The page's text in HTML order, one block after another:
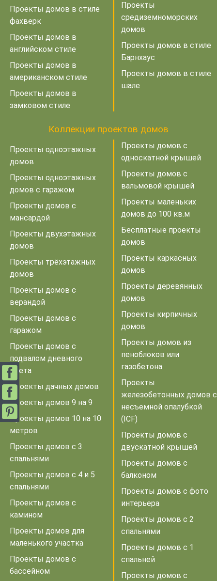
Проекты домов в стиле
фахверк
Проекты домов в
английском стиле
Проекты домов в
американском стиле
Проекты домов в
замковом стиле
Проекты
средиземноморских
домов
Проекты домов в стиле
Барнхаус
Проекты домов в стиле
шале
Коллекции проектов домов
Проекты одноэтажных
домов
Проекты одноэтажных
домов с гаражом
Проекты домов с
мансардой
Проекты двухэтажных
домов
Проекты трёхэтажных
домов
Проекты домов с
верандой
Проекты домов с
гаражом
Проекты домов с
подвалом дневного
света
Проекты дачных домов
Проекты домов 9 на 9
Проекты домов 10 на 10
метров
Проекты домов с 3
спальнями
Проекты домов с 4 и 5
спальнями
Проекты домов с
камином
Проекты домов для
маленького участка
Проекты домов с
бассейном
Проекты домов с
односкатной крышей
Проекты домов с
вальмовой крышей
Проекты маленьких
домов до 100 кв.м
Бесплатные проекты
домов
Проекты каркасных
домов
Проекты деревянных
домов
Проекты кирпичных
домов
Проекты домов из
пеноблоков или
газобетона
Проекты
железобетонных домов с
несъемной опалубкой
(ICF)
Проекты домов с
двускатной крышей
Проекты домов с
балконом
Проекты домов с фото
интерьера
Проекты домов с 2
спальнями
Проекты домов с 1
спальней
Проекты домов с